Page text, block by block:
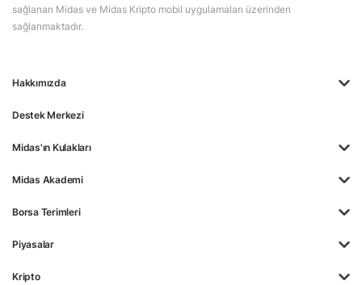
Hakkımızda
Destek Merkezi
Midas'ın Kulakları
Midas Akademi
Borsa Terimleri
Piyasalar
Kripto
sağlanan Midas ve Midas Kripto mobil uygulamaları üzerinden
sağlanmaktadır.